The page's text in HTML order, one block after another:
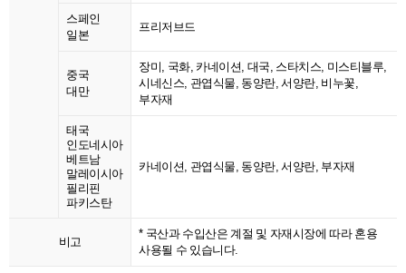
스페인
일본
프리저브드
중국
대만
장미, 국화, 카네이션, 대국, 스타치스, 미스티블루,
시네신스, 관엽식물, 동양란, 서양란, 비누꽃,
부자재
태국
인도네시아
베트남
말레이시아
필리핀
파키스탄
카네이션, 관엽식물, 동양란, 서양란, 부자재
비고
* 국산과 수입산은 계절 및 자재시장에 따라 혼용
사용될 수 있습니다.